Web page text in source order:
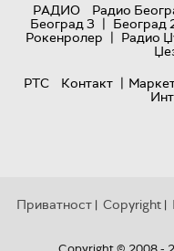
РАДИО
Радио
Београд 3 | Београд
Рокенролер | Радио
РТС
Контакт |
Приватност | Copyright |